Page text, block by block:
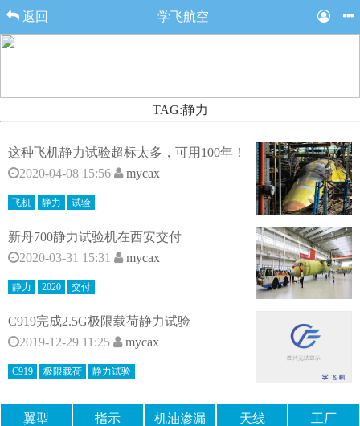
返回 学飞航空
TAG:静力
这种飞机静力试验超标太多，可用100年！
2020-04-08 15:56
mycax
飞机 静力 试验
新舟700静力试验机在西安交付
2020-03-31 15:31
mycax
静力 2020 交付
C919完成2.5G极限载荷静力试验
2019-12-29 11:25
mycax
C919 极限载荷 静力试验
翼型 指示 机油渗漏 天线 工厂